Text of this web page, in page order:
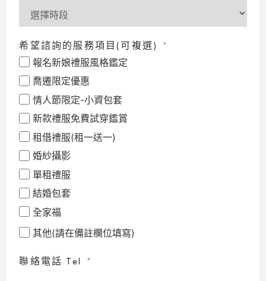
希望諮詢的服務項目(可複選)
報名新娘禮服風格鑑定
喬遷限定優惠
情人節限定-小資包套
新款禮服免費試穿鑑賞
租借禮服(租一送一)
婚紗攝影
單租禮服
結婚包套
全家福
其他(請在備註欄位填寫)
聯絡電話 Tel